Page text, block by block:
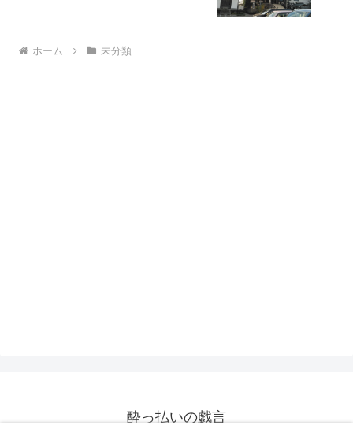
ホーム 未分類
酔っ払いの戯言